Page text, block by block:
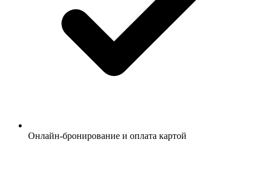
Онлайн-бронирование и оплата картой